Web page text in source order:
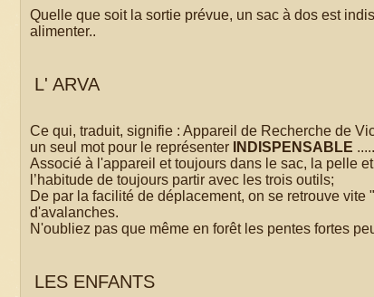
Quelle que soit la sortie prévue, un sac à dos est
alimenter..
L' ARVA
Ce qui, traduit, signifie : Appareil de Recherche de
un seul mot pour le représenter
INDISPENSABLE
Associé à l'appareil et toujours dans le sac, la pelle
l’habitude de toujours partir avec les trois outils;
De par la facilité de déplacement, on se retrouve
d'avalanches.
N'oubliez pas que même en forêt les pentes fortes
LES ENFANTS